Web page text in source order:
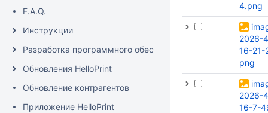
F.A.Q.
Инструкции
Разработка программного обеспечения
Обновления HelloPrint
Обновление контрагентов
Приложение HelloPrint
4.png
2026-
16-21-
png
2026-
16-7-